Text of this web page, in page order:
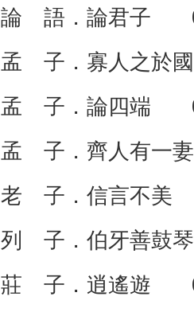
論 語．論君子
孟 子．寡人之
孟 子．論四端
孟 子．齊人有一
老 子．信言不
列 子．伯牙善
莊 子．逍遙遊